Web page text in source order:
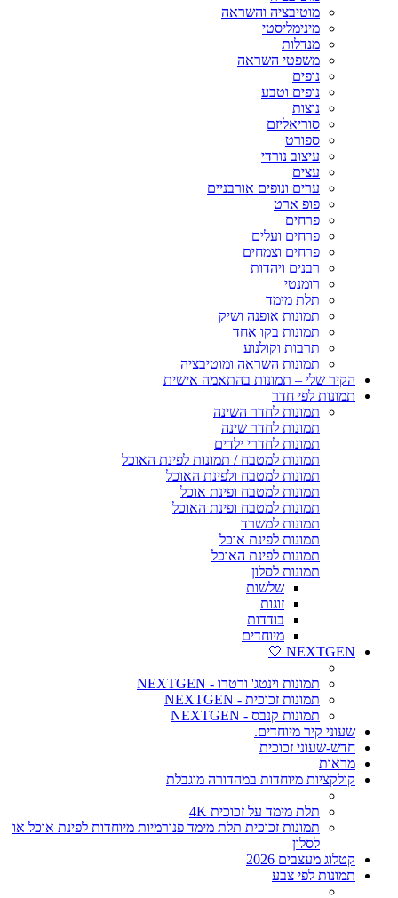
מוטיבציה והשראה
מינימליסטי
מנדלות
משפטי השראה
נופים
נופים וטבע
נוצות
סוריאליזם
ספורט
עיצוב נורדי
עצים
ערים ונופים אורבניים
פופ ארט
פרחים
פרחים ועלים
פרחים וצמחים
רבנים ויהדות
רומנטי
תלת מימד
תמונות אופנה ושיק
תמונות בקו אחד
תרבות וקולנוע
תמונות השראה ומוטיבציה
הקיר שלי – תמונות בהתאמה אישית
תמונות לפי חדר
תמונות לחדר השינה
תמונות לחדר שינה
תמונות לחדרי ילדים
תמונות למטבח / תמונות לפינת האוכל
תמונות למטבח ולפינת האוכל
תמונות למטבח ופינת אוכל
תמונות למטבח ופינת האוכל
תמונות למשרד
תמונות לפינת אוכל
תמונות לפינת האוכל
תמונות לסלון
שלשות
זוגות
בודדות
מיוחדים
NEXTGEN 🤍
תמונות וינטג' ורטרו - NEXTGEN
תמונות זכוכית - NEXTGEN
תמונות קנבס - NEXTGEN
שעוני קיר מיוחדים.
חדש-שעוני זכוכית
מראות
קולקציות מיוחדות במהדורה מוגבלת
תלת מימד על זכוכית 4K
תמונות זכוכית תלת מימד פנורמיות מיוחדות לפינת אוכל או
לסלון
קטלוג מעצבים 2026
תמונות לפי צבע